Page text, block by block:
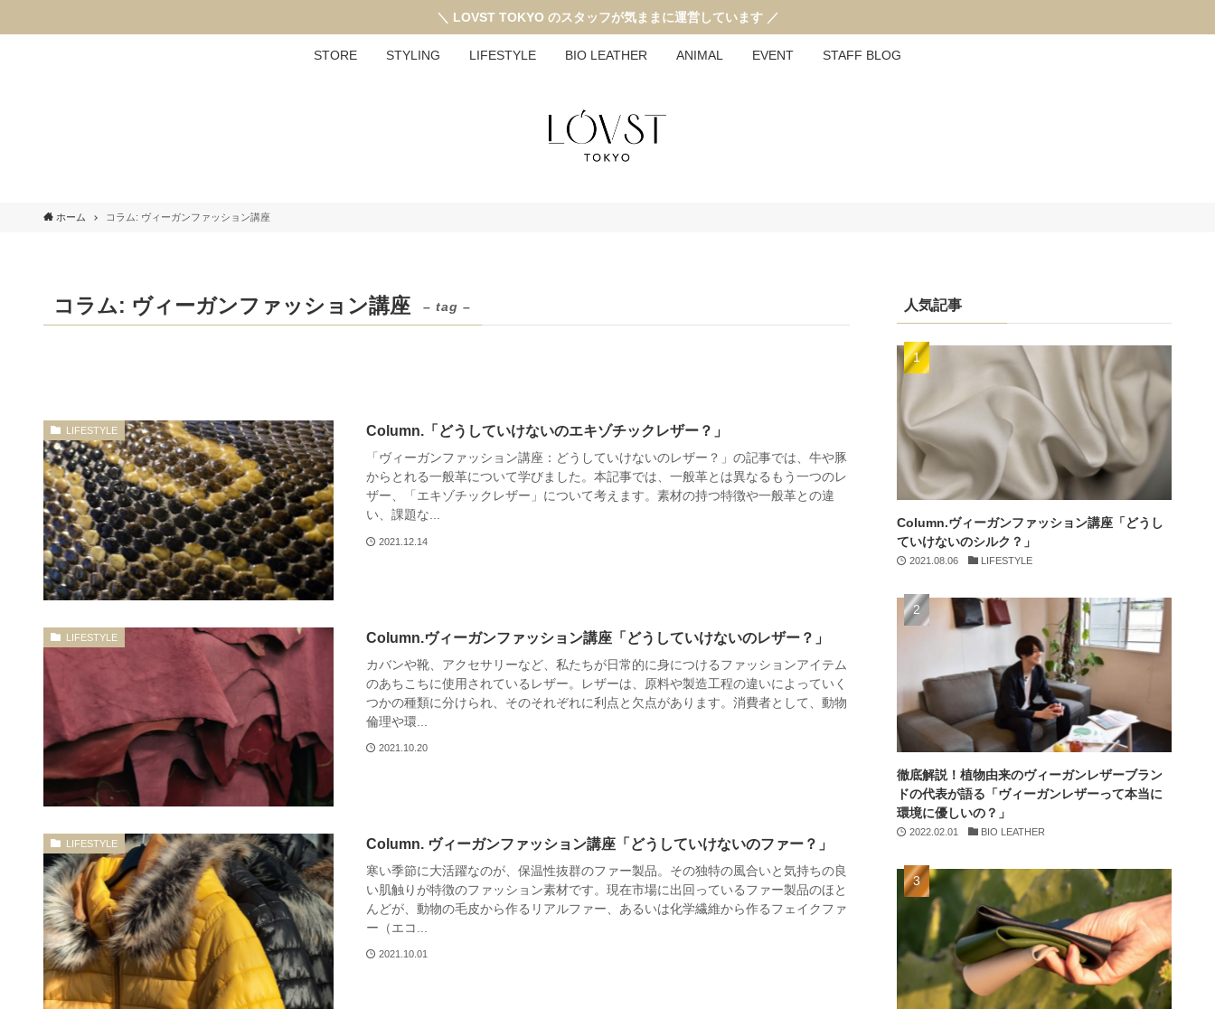
＼ LOVST TOKYO のスタッフが気ままに運営しています ／
STORE STYLING LIFESTYLE BIO LEATHER ANIMAL EVENT STAFF BLOG
ホーム コラム: ヴィーガンファッション講座
コラム: ヴィーガンファッション講座 – tag –
LIFESTYLE Column.「どうしていけないのエキゾチックレザー？」
「ヴィーガンファッション講座：どうしていけないのレザー？」の記事では、牛や豚
からとれる一般革について学びました。本記事では、一般革とは異なるもう一つのレ
ザー、「エキゾチックレザー」について考えます。素材の持つ特徴や一般革との違
い、課題な...
2021.12.14
LIFESTYLE Column.ヴィーガンファッション講座「どうしていけないのレザー？」
カバンや靴、アクセサリーなど、私たちが日常的に身につけるファッションアイテム
のあちこちに使用されているレザー。レザーは、原料や製造工程の違いによっていく
つかの種類に分けられ、そのそれぞれに利点と欠点があります。消費者として、動物
倫理や環...
2021.10.20
LIFESTYLE Column. ヴィーガンファッション講座「どうしていけないのファー？」
寒い季節に大活躍なのが、保温性抜群のファー製品。その独特の風合いと気持ちの良
い肌触りが特徴のファッション素材です。現在市場に出回っているファー製品のほと
んどが、動物の毛皮から作るリアルファー、あるいは化学繊維から作るフェイクファ
ー（エコ...
2021.10.01
人気記事
Column.ヴィーガンファッション講座「どうし
ていけないのシルク？」
2021.08.06 LIFESTYLE
徹底解説！植物由来のヴィーガンレザーブラン
ドの代表が語る「ヴィーガンレザーって本当に
環境に優しいの？」
2022.02.01 BIO LEATHER